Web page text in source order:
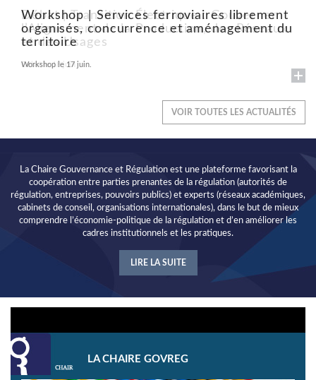
Workshop | Services ferroviaires librement
organisés, concurrence et aménagement du
territoire
Workshop le 17 juin.
Débat | Transition Électrique : Gouverner
l’Alignement de la Production, des Réseaux
et des Usages
Débat le 18 juin
VOIR TOUTES LES ACTUALITÉS
La Chaire Gouvernance et Régulation est une plateforme favorisant la
coopération entre parties prenantes de la régulation (autorités de
régulation, entreprises, pouvoirs publics) et experts (réseaux académiques,
cabinets de conseil, organisations internationales), dans le but de mieux
comprendre l’économie-politique de la régulation et d’en améliorer les
cadres institutionnels et les pratiques.
LIRE LA SUITE
LA CHAIRE GOVREG